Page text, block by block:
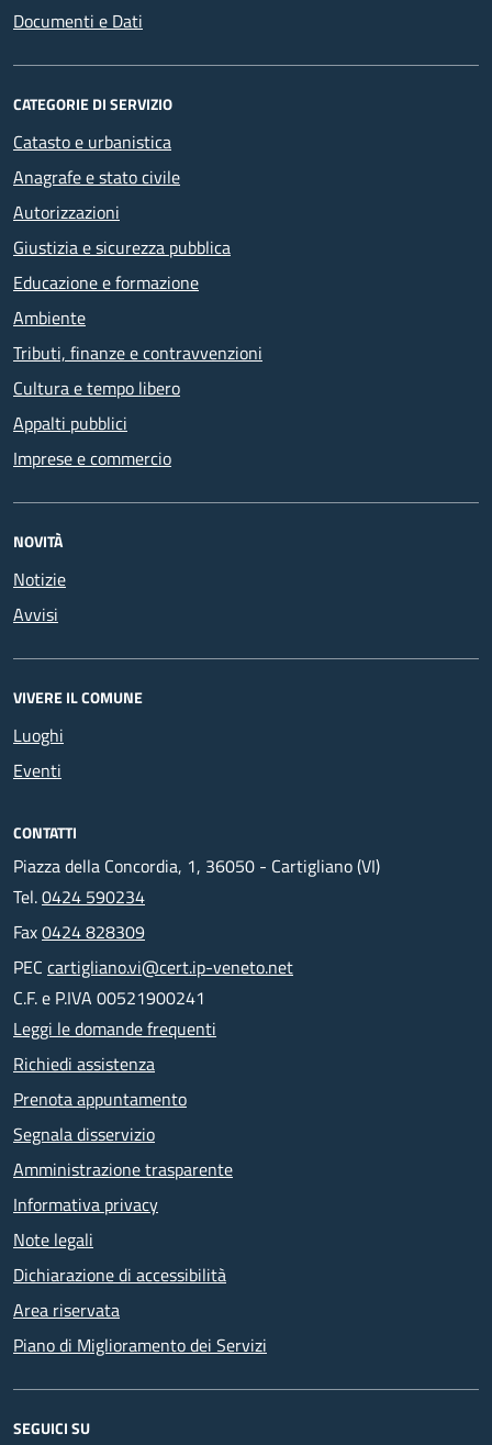
Documenti e Dati
CATEGORIE DI SERVIZIO
Catasto e urbanistica
Anagrafe e stato civile
Autorizzazioni
Giustizia e sicurezza pubblica
Educazione e formazione
Ambiente
Tributi, finanze e contravvenzioni
Cultura e tempo libero
Appalti pubblici
Imprese e commercio
NOVITÀ
Notizie
Avvisi
VIVERE IL COMUNE
Luoghi
Eventi
CONTATTI
Piazza della Concordia, 1, 36050 - Cartigliano (VI)
Tel.0424 590234
Fax0424 828309
PEC cartigliano.vi@cert.ip-veneto.net
C.F. e P.IVA 00521900241
Leggi le domande frequenti
Richiedi assistenza
Prenota appuntamento
Segnala disservizio
Amministrazione trasparente
Informativa privacy
Note legali
Dichiarazione di accessibilità
Area riservata
Piano di Miglioramento dei Servizi
SEGUICI SU